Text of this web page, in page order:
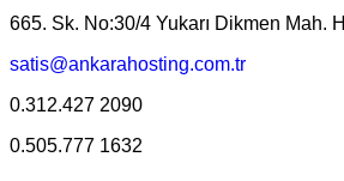
665. Sk. No:30/4 Yukarı Dikmen Mah.
satis@ankarahosting.com.tr
0.312.427 2090
0.505.777 1632